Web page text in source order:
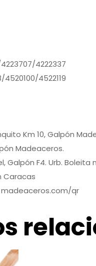
4222337
4522119
Km 10, Galpón
Madeaceros.
Galpón F4. Urb. Boleita
Caracas
madeaceros.com/qr